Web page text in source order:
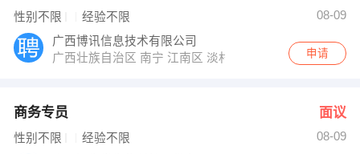
性别不限 经验不限
08-09
广西博讯信息技术有限公司
广西壮族自治区 南宁 江南区 淡村市场北海港3楼申请
商务专员 面议
性别不限 经验不限
08-09